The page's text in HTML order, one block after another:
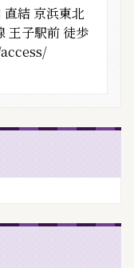
結 京浜東北
王子駅前 徒歩